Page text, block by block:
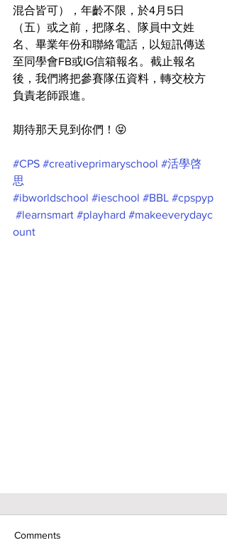
混合皆可），年齡不限，於4月5日
（五）或之前，把隊名、隊員中文姓
名、畢業年份和聯絡電話，以短訊傳送
至同學會FB或IG信箱報名。截止報名
後，我們將把參賽隊伍資料，轉交校方
負責老師跟進。
期待那天見到你們！😝
#CPS #creativeprimaryschool #活學啓
思
#ibworldschool #ieschool #BBL #cpspyp
#learnsmart #playhard #makeeverydayc
ount
Comments